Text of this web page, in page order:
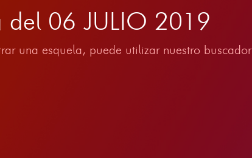
del 06 JULIO 2019
una esquela, puede utilizar nuestro buscador